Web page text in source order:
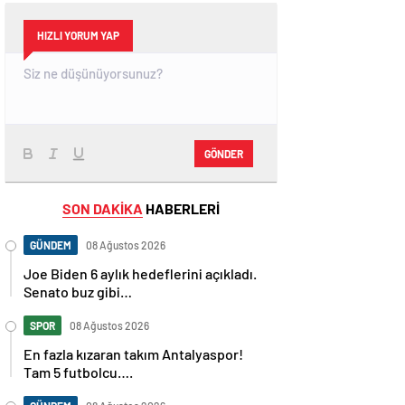
HIZLI YORUM YAP
GÖNDER
SON DAKİKA HABERLERİ
GÜNDEM 08 Ağustos 2026
Joe Biden 6 aylık hedeflerini açıkladı.
Senato buz gibi…
SPOR 08 Ağustos 2026
En fazla kızaran takım Antalyaspor!
Tam 5 futbolcu….